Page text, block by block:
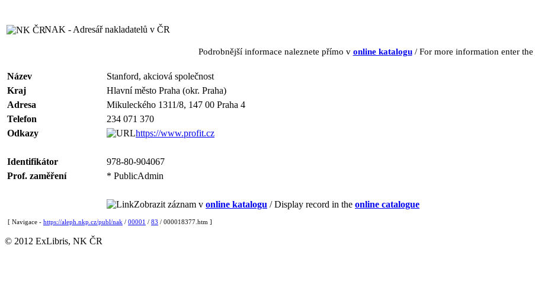
NAK - Adresář nakladatelů v ČR
Podrobnější informace naleznete přímo v online katalogu/ For more information enter the
Název
Stanford, akciová společnost
Kraj
Hlavní město Praha (okr. Praha)
Adresa
Mikuleckého 1311/8, 147 00 Praha 4
Telefon
234 071 370
Odkazy
https://www.profit.cz
Identifikátor
978-80-904067
Prof. zaměření
* PublicAdmin
Zobrazit záznam v online katalogu / Display record in the online catalogue
[ Navigace - https://aleph.nkp.cz/publ/nak / 00001 / 83 / 000018377.htm ]
© 2012 ExLibris, NK ČR